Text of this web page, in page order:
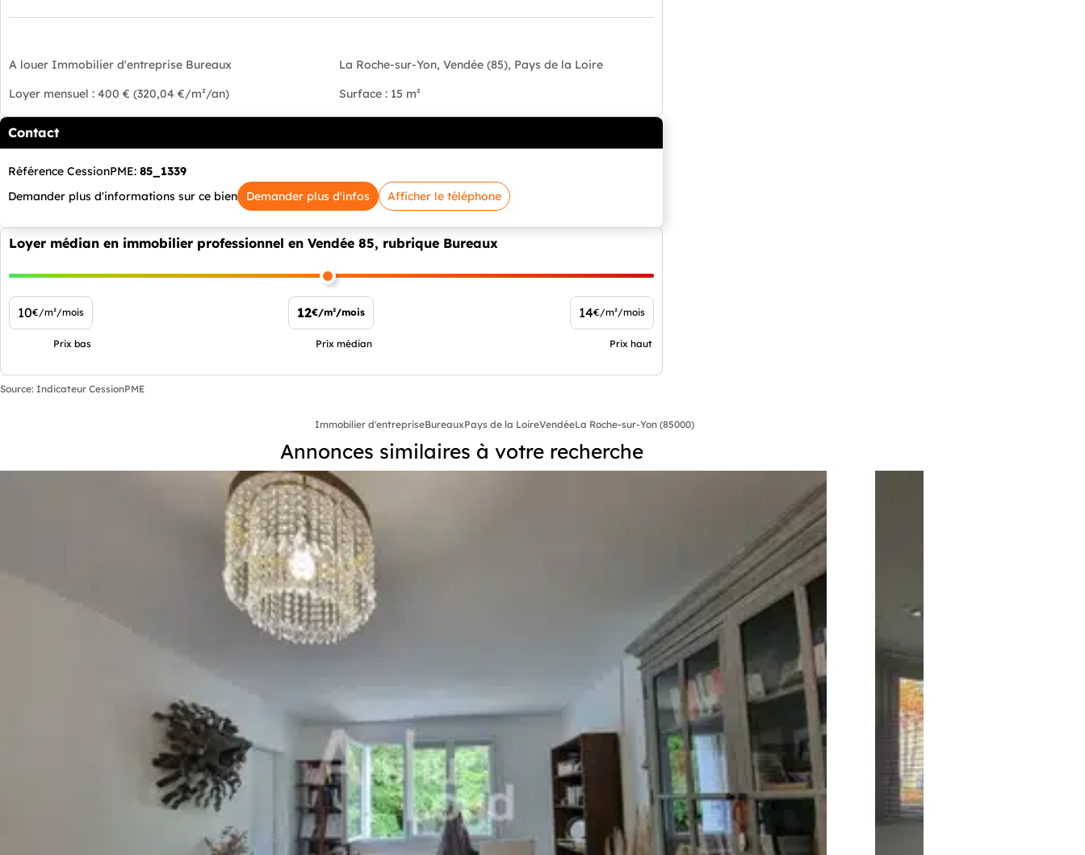
A louer Immobilier d'entreprise Bureaux
La Roche-sur-Yon, Vendée (85), Pays de la Loire
Loyer mensuel : 400 € (320,04 €/m²/an)
Surface : 15 m²
Contact
Référence CessionPME: 85_1339
Demander plus d'informations sur ce bien
Demander plus d'infos Afficher le téléphone
Loyer médian en immobilier professionnel en Vendée 85, rubrique Bureaux
10€/m²/mois
Prix bas
12€/m²/mois
Prix médian
14€/m²/mois
Prix haut
Source: Indicateur CessionPME
Immobilier d'entrepriseBureauxPays de la LoireVendéeLa Roche-sur-Yon (85000)
Annonces similaires à votre recherche